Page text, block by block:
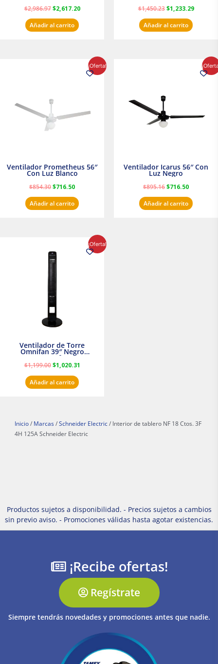
$2,986.97 $2,617.20
Añadir al carrito
$1,450.23 $1,233.29
Añadir al carrito
¡Oferta!
Ventilador Prometheus 56″
Con Luz Blanco
$854.30$716.50
precio
actual
Añadir al carrito
Ventilador Icarus 56″ Con
Luz Negro
$895.16$716.50
precio
actual
Añadir al carrito
¡Oferta!
Ventilador de Torre
Omnifan 39″ Negro
Masterfan
$1,199.00
original
era:
$1,020.31
precio
actual
Añadir al carrito
Inicio / Marcas / Schneider Electric / Interior de tablero NF 18 Ctos. 3F
4H 125A Schneider Electric
Productos sujetos a disponibilidad. - Precios sujetos a cambios
sin previo aviso. - Promociones válidas hasta agotar existencias.
¡Recibe ofertas!
Regístrate
Siempre tendrás novedades y promociones antes que nadie.